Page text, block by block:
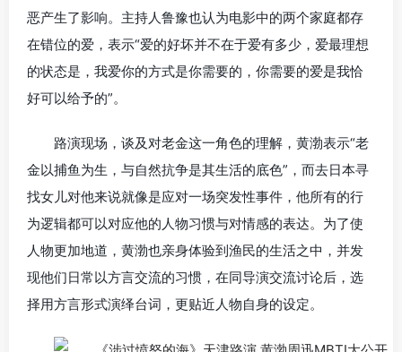
恶产生了影响。主持人鲁豫也认为电影中的两个家庭都存
在错位的爱，表示“爱的好坏并不在于爱有多少，爱最理想
的状态是，我爱你的方式是你需要的，你需要的爱是我恰
好可以给予的”。
路演现场，谈及对老金这一角色的理解，黄渤表示“老
金以捕鱼为生，与自然抗争是其生活的底色”，而去日本寻
找女儿对他来说就像是应对一场突发性事件，他所有的行
为逻辑都可以对应他的人物习惯与对情感的表达。为了使
人物更加地道，黄渤也亲身体验到渔民的生活之中，并发
现他们日常以方言交流的习惯，在同导演交流讨论后，选
择用方言形式演绎台词，更贴近人物自身的设定。